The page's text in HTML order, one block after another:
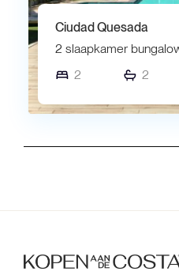
Ciudad Quesada
2 slaapkamer
2
2